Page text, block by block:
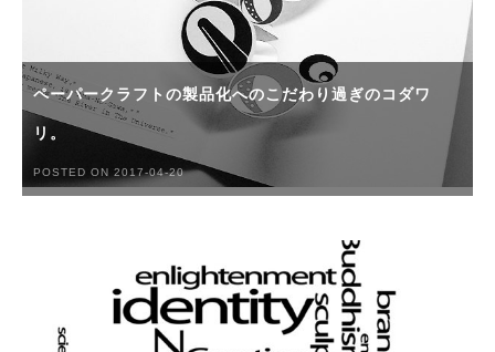
ペーパークラフトの製品化へのこだわり過ぎのコダワ
リ。
POSTED ON 2017-04-20